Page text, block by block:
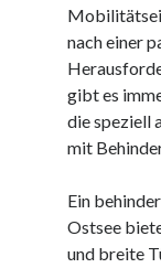
Januar 2025
Dezember 2024
nach einer
gibt es
die speziell
mit
Ein
Ostsee
und breite